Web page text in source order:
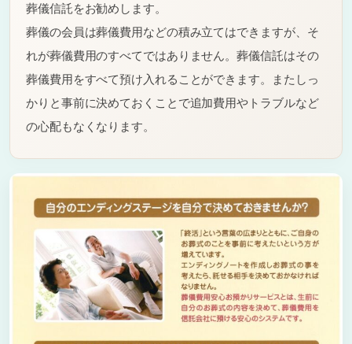
葬儀信託をお勧めします。
葬儀の会員は葬儀費用などの積み立てはできますが、そ
れが葬儀費用のすべてではありません。葬儀信託はその
葬儀費用をすべて預け入れることができます。またしっ
かりと事前に決めておくことで追加費用やトラブルなど
の心配もなくなります。